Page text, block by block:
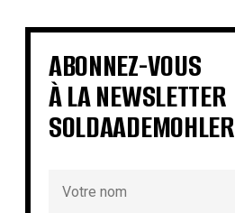
€ €
€ €
€
€
ABONNEZ-VOUS
À LA NEWSLETTER
SOLDAADEMOHLER